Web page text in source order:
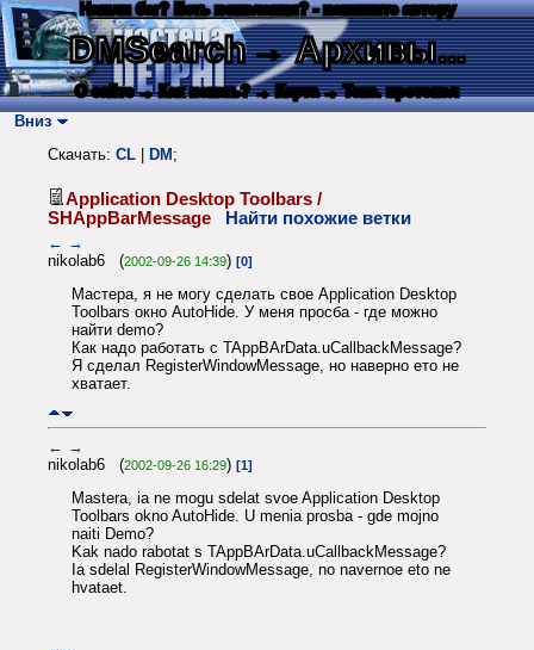
Нашли баг? Есть пожелания? - напишите автору
DMSearch→ Архивы...
О сайте → Как искать? → Карта → Текс. протокол
Вниз
Скачать: CL DM ;
Application Desktop Toolbars /
SHAppBarMessage
Найти похожие ветки
← →
nikolab6 (2002-09-26 14:39) [0]
Мастера, я не могу сделать свое Application Desktop
Toolbars окно AutoHide. У меня просба - где можно
найти demo?
Как надо работать с TAppBArData.uCallbackMessage?
Я сделал RegisterWindowMessage, но наверно ето не
хватает.
← →
nikolab6 (2002-09-26 16:29) [1]
Mastera, ia ne mogu sdelat svoe Application Desktop
Toolbars okno AutoHide. U menia prosba - gde mojno
naiti Demo?
Kak nado rabotat s TAppBArData.uCallbackMessage?
Ia sdelal RegisterWindowMessage, no navernoe eto ne
hvataet.